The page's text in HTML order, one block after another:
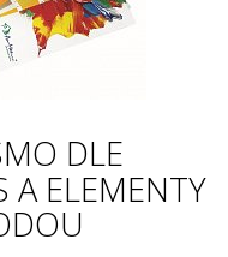
DLE
A ELEMENTY